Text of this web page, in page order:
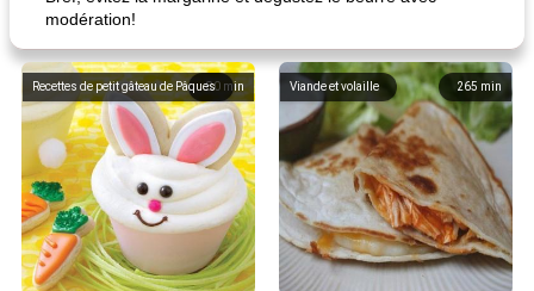
modération!
80 min
Recettes de petit gâteau de Pâques 265 min
Viande et volaille